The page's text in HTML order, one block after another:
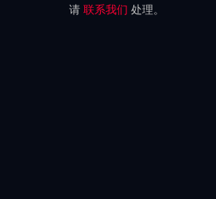
请 联系我们 处理。